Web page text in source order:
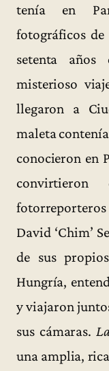
tenía en
fotográficos
setenta
misterioso
llegaron a
maleta
conocieron en
David ‘Chim’
de sus
Hungría,
y viajaron
sus cámaras.
una amplia,